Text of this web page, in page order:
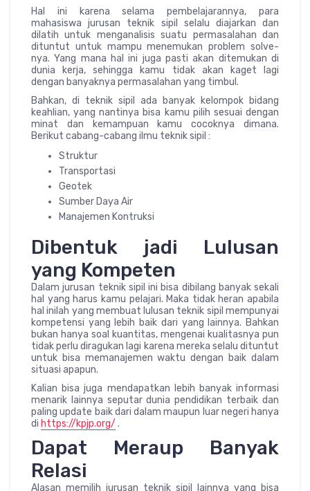
Hal ini karena selama pembelajarannya, para
mahasiswa jurusan teknik sipil selalu diajarkan dan
dilatih untuk menganalisis suatu permasalahan dan
dituntut untuk mampu menemukan problem solve-
nya. Yang mana hal ini juga pasti akan ditemukan di
dunia kerja, sehingga kamu tidak akan kaget lagi
dengan banyaknya permasalahan yang timbul.
Bahkan, di teknik sipil ada banyak kelompok bidang
keahlian, yang nantinya bisa kamu pilih sesuai dengan
minat dan kemampuan kamu cocoknya dimana.
Berikut cabang-cabang ilmu teknik sipil :
Struktur
Transportasi
Geotek
Sumber Daya Air
Manajemen Kontruksi
Dibentuk jadi Lulusan
yang Kompeten
Dalam jurusan teknik sipil ini bisa dibilang banyak sekali
hal yang harus kamu pelajari. Maka tidak heran apabila
hal inilah yang membuat lulusan teknik sipil mempunyai
kompetensi yang lebih baik dari yang lainnya. Bahkan
bukan hanya soal kuantitas, mengenai kualitasnya pun
tidak perlu diragukan lagi karena mereka selalu dituntut
untuk bisa memanajemen waktu dengan baik dalam
situasi apapun.
Kalian bisa juga mendapatkan lebih banyak informasi
menarik lainnya seputar dunia pendidikan terbaik dan
paling update baik dari dalam maupun luar negeri hanya
di https://kpjp.org/ .
Dapat Meraup Banyak
Relasi
Alasan memilih jurusan teknik sipil lainnya yang bisa